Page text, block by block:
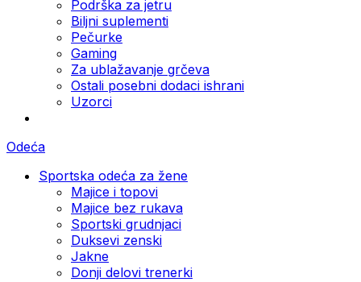
Podrška za jetru
Biljni suplementi
Pečurke
Gaming
Za ublažavanje grčeva
Ostali posebni dodaci ishrani
Uzorci
Odeća
Sportska odeća za žene
Majice i topovi
Majice bez rukava
Sportski grudnjaci
Duksevi zenski
Jakne
Donji delovi trenerki